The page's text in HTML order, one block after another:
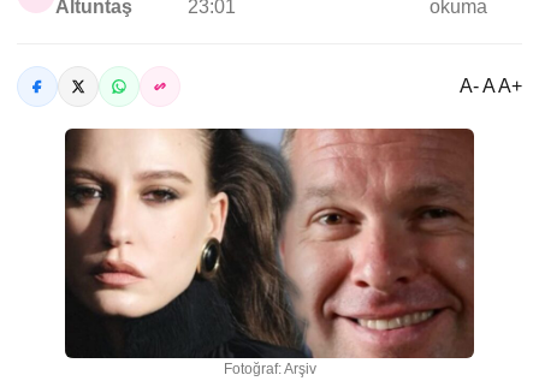
Altuntaş
23:01
okuma
A- A A+
Fotoğraf: Arşiv